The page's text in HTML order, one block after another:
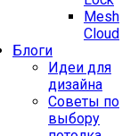
Mesh
Cloud
Блоги
Идеи для
дизайна
Советы по
выбору